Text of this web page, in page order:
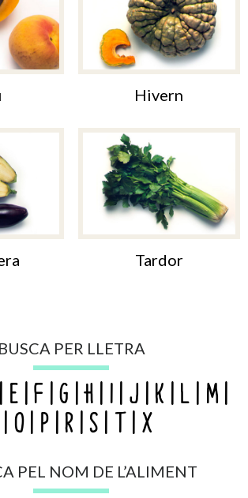
Hivern
Tardor
BUSCA PER LLETRA
E F G H I J K L M
O P R S T X
PEL NOM DE L’ALIMENT